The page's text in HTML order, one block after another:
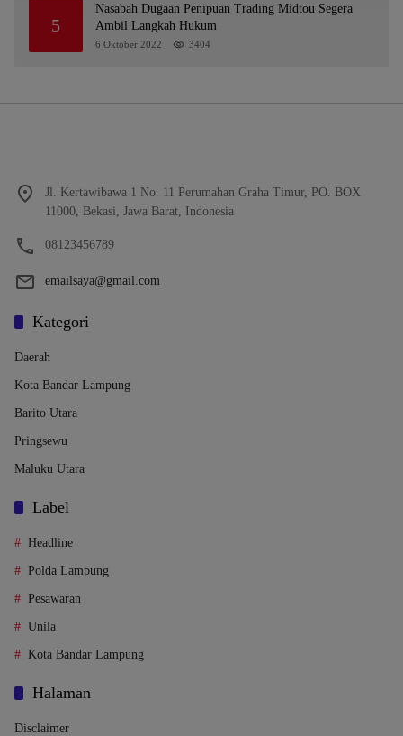
5
Nasabah Dugaan Penipuan Trading Midtou Segera
Ambil Langkah Hukum
6 Oktober 2022 3404
Jl. Kertawibawa 1 No. 11 Perumahan Graha Timur, PO. BOX
11000, Bekasi, Jawa Barat, Indonesia
08123456789
emailsaya@gmail.com
Kategori
Daerah
Kota Bandar Lampung
Barito Utara
Pringsewu
Maluku Utara
Label
Headline
Polda Lampung
Pesawaran
Unila
Kota Bandar Lampung
Halaman
Disclaimer